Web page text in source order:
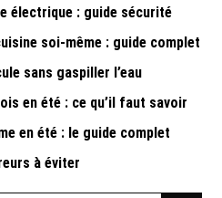
électrique : guide sécurité
soi-même : guide complet
sans gaspiller l’eau
en été : ce qu’il faut savoir
en été : le guide complet
à éviter